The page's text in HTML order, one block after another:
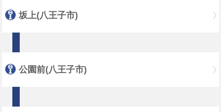
坂上(八王子市)
公園前(八王子市)